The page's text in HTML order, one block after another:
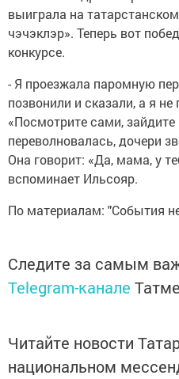
выиграла на
чэчэклэр». Теперь вот
конкурсе.
- Я проезжала паромную
позвонили и сказали, а я
«Посмотрите сами,
переволновалась, дочери
Она говорит: «Да, мама, у
вспоминает Ильсояр.
По материалам: "События
Следите за самым
Telegram-канале
Читайте новости
национальном